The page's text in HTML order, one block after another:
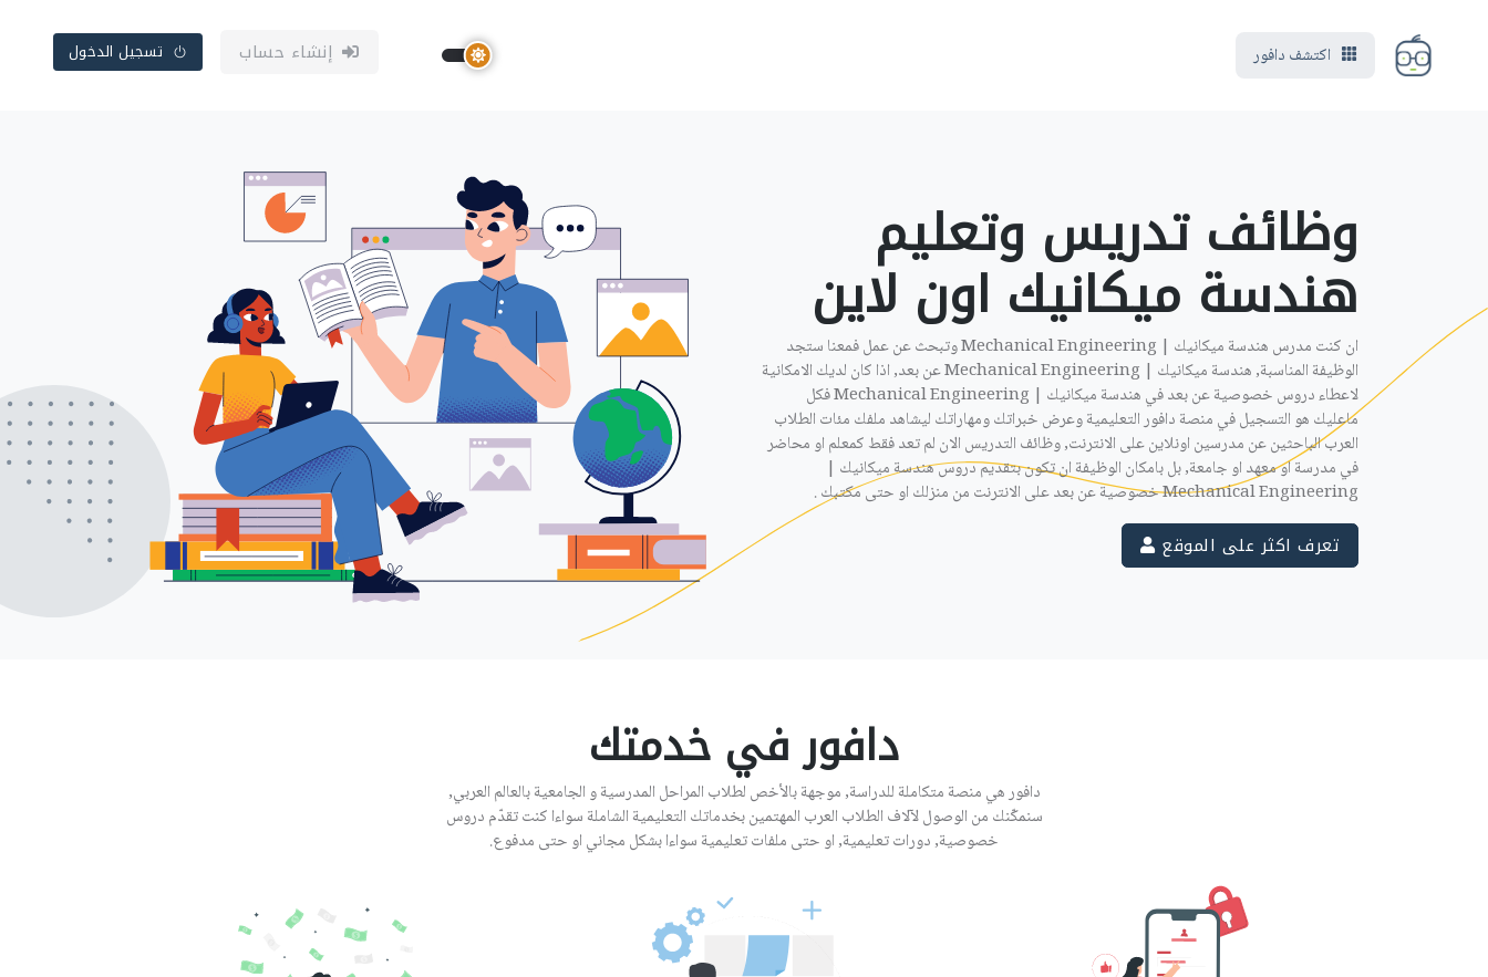
اكتشف دافور إنشاء حساب تسجيل الدخول
وظائف تدريس وتعليم
هندسة ميكانيك اون لاين ‎
ان كنت مدرس هندسة ميكانيك | Mechanical Engineering وتبحث عن عمل فمعنا ستجد
الوظيفة المناسبة, هندسة ميكانيك | Mechanical Engineering عن بعد, اذا كان لديك الامكانية
لاعطاء دروس خصوصية عن بعد في هندسة ميكانيك | Mechanical Engineering فكل
ماعليك هو التسجيل في منصة دافور التعليمية وعرض خبراتك ومهاراتك ليشاهد ملفك مئات الطلاب
العرب الباحثين عن مدرسين اونلاين على الانترنت, وظائف التدريس الان لم تعد فقط كمعلم او محاضر
في مدرسة او معهد او جامعة, بل بامكان الوظيفة ان تكون بتقديم دروس هندسة ميكانيك |
Mechanical Engineering خصوصية عن بعد على الانترنت من منزلك او حتى مكتبك .
تعرف اكثر على الموقع
دافور في خدمتك
دافور هي منصة متكاملة للدراسة, موجهة بالأخص لطلاب المراحل المدرسية و الجامعية بالعالم العربي,
سنمكّنك من الوصول لآلاف الطلاب العرب المهتمين بخدماتك التعليمية الشاملة سواءا كنت تقدّم دروس
خصوصية, دورات تعليمية, او حتى ملفات تعليمية سواءا بشكل مجاني او حتى مدفوع.